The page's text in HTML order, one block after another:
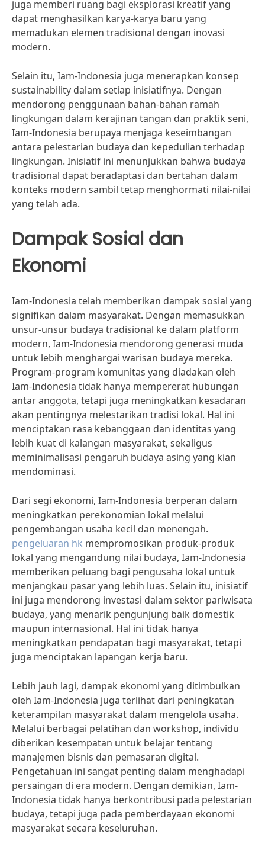
juga memberi ruang bagi eksplorasi kreatif yang
dapat menghasilkan karya-karya baru yang
memadukan elemen tradisional dengan inovasi
modern.
Selain itu, Iam-Indonesia juga menerapkan konsep
sustainability dalam setiap inisiatifnya. Dengan
mendorong penggunaan bahan-bahan ramah
lingkungan dalam kerajinan tangan dan praktik seni,
Iam-Indonesia berupaya menjaga keseimbangan
antara pelestarian budaya dan kepedulian terhadap
lingkungan. Inisiatif ini menunjukkan bahwa budaya
tradisional dapat beradaptasi dan bertahan dalam
konteks modern sambil tetap menghormati nilai-nilai
yang telah ada.
Dampak Sosial dan
Ekonomi
Iam-Indonesia telah memberikan dampak sosial yang
signifikan dalam masyarakat. Dengan memasukkan
unsur-unsur budaya tradisional ke dalam platform
modern, Iam-Indonesia mendorong generasi muda
untuk lebih menghargai warisan budaya mereka.
Program-program komunitas yang diadakan oleh
Iam-Indonesia tidak hanya mempererat hubungan
antar anggota, tetapi juga meningkatkan kesadaran
akan pentingnya melestarikan tradisi lokal. Hal ini
menciptakan rasa kebanggaan dan identitas yang
lebih kuat di kalangan masyarakat, sekaligus
meminimalisasi pengaruh budaya asing yang kian
mendominasi.
Dari segi ekonomi, Iam-Indonesia berperan dalam
meningkatkan perekonomian lokal melalui
pengembangan usaha kecil dan menengah.
pengeluaran hk mempromosikan produk-produk
lokal yang mengandung nilai budaya, Iam-Indonesia
memberikan peluang bagi pengusaha lokal untuk
menjangkau pasar yang lebih luas. Selain itu, inisiatif
ini juga mendorong investasi dalam sektor pariwisata
budaya, yang menarik pengunjung baik domestik
maupun internasional. Hal ini tidak hanya
meningkatkan pendapatan bagi masyarakat, tetapi
juga menciptakan lapangan kerja baru.
Lebih jauh lagi, dampak ekonomi yang ditimbulkan
oleh Iam-Indonesia juga terlihat dari peningkatan
keterampilan masyarakat dalam mengelola usaha.
Melalui berbagai pelatihan dan workshop, individu
diberikan kesempatan untuk belajar tentang
manajemen bisnis dan pemasaran digital.
Pengetahuan ini sangat penting dalam menghadapi
persaingan di era modern. Dengan demikian, Iam-
Indonesia tidak hanya berkontribusi pada pelestarian
budaya, tetapi juga pada pemberdayaan ekonomi
masyarakat secara keseluruhan.